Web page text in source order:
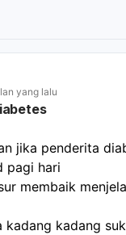
konsultasi
untuk mencegah
yang lalu
jika penderita
pagi hari
membaik
kadang kadang